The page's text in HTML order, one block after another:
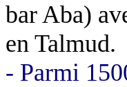
bar Aba)
en Talmud.
- Parmi